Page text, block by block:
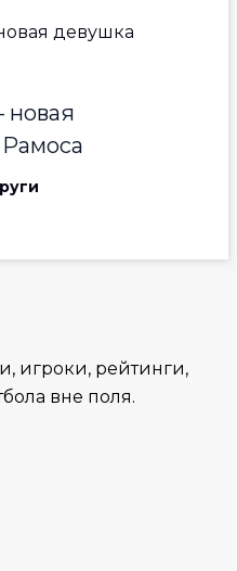
новая
игроки, рейтинги,
вне поля.